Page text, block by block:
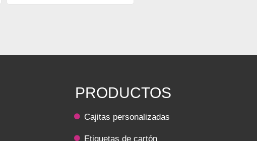
PRODUCTOS
Cajitas personalizadas
Etiquetas de cartón